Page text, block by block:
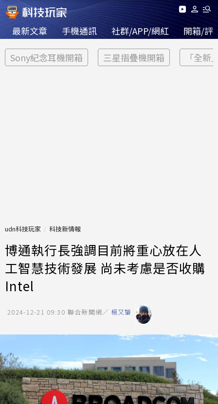
最新文章 手機通訊 社群/APP/網紅 開箱/評
Sony紀念耳機開箱 三星摺疊機開箱 「全新
udn科技玩家 科技新情報
博通執行長強調目前將重心放在人
工智慧技術發展 尚未考慮是否收購
Intel
2024-12-21 09:30 聯合新聞網／ 楊又肇